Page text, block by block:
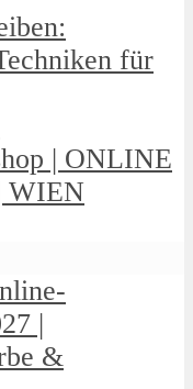
für
| ONLINE
WIEN
|
&